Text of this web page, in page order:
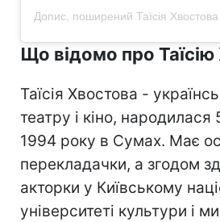
Що відомо про
Таїсія Хвостова -
театру і кіно, народилася
1994 року в Сумах. Має
перекладачки, а згодом
акторки у Київському
університеті культури і